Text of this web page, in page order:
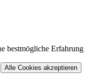
bestmögliche Erfahrung
Alle Cookies akzeptieren